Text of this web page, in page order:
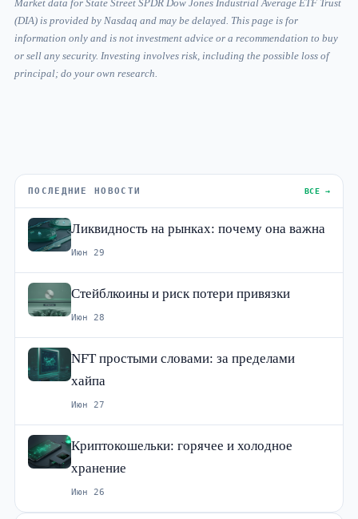
Market data for State Street SPDR Dow Jones Industrial Average ETF Trust
(DIA) is provided by Nasdaq and may be delayed. This page is for
information only and is not investment advice or a recommendation to buy
or sell any security. Investing involves risk, including the possible loss of
principal; do your own research.
ПОСЛЕДНИЕ НОВОСТИ ВСЕ →
Ликвидность на рынках: почему она важна
Июн 29
Стейблкоины и риск потери привязки
Июн 28
NFT простыми словами: за пределами
хайпа
Июн 27
Криптокошельки: горячее и холодное
хранение
Июн 26